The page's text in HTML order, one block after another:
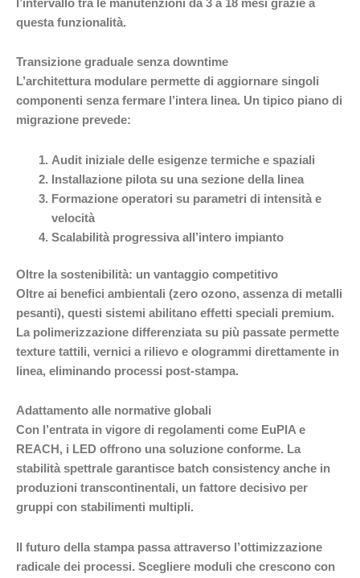
l’intervallo tra le manutenzioni da 3 a 18 mesi grazie a
questa funzionalità.
Transizione graduale senza downtime
L’architettura modulare permette di aggiornare singoli
componenti senza fermare l’intera linea. Un tipico piano di
migrazione prevede:
Audit iniziale delle esigenze termiche e spaziali
Installazione pilota su una sezione della linea
Formazione operatori su parametri di intensità e
velocità
Scalabilità progressiva all’intero impianto
Oltre la sostenibilità: un vantaggio competitivo
Oltre ai benefici ambientali (zero ozono, assenza di metalli
pesanti), questi sistemi abilitano effetti speciali premium.
La polimerizzazione differenziata su più passate permette
texture tattili, vernici a rilievo e ologrammi direttamente in
linea, eliminando processi post-stampa.
Adattamento alle normative globali
Con l’entrata in vigore di regolamenti come EuPIA e
REACH, i LED offrono una soluzione conforme. La
stabilità spettrale garantisce batch consistency anche in
produzioni transcontinentali, un fattore decisivo per
gruppi con stabilimenti multipli.
Il futuro della stampa passa attraverso l’ottimizzazione
radicale dei processi. Scegliere moduli che crescono con